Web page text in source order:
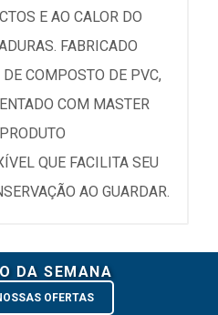
E AO CALOR DO
FABRICADO
COMPOSTO DE PVC,
COM MASTER
QUE FACILITA SEU
AO GUARDAR.
DA SEMANA
OFERTAS